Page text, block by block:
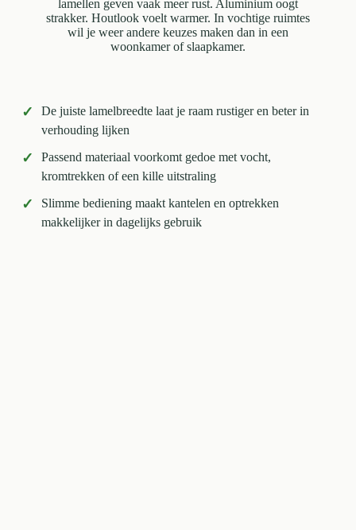
lamellen geven vaak meer rust. Aluminium oogt
strakker. Houtlook voelt warmer. In vochtige ruimtes
wil je weer andere keuzes maken dan in een
woonkamer of slaapkamer.
✓
De juiste lamelbreedte laat je raam rustiger en beter in
verhouding lijken
✓
Passend materiaal voorkomt gedoe met vocht,
kromtrekken of een kille uitstraling
✓
Slimme bediening maakt kantelen en optrekken
makkelijker in dagelijks gebruik